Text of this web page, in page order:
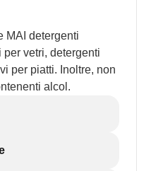
MAI detergenti
vetri, detergenti
per piatti. Inoltre, non
alcol.